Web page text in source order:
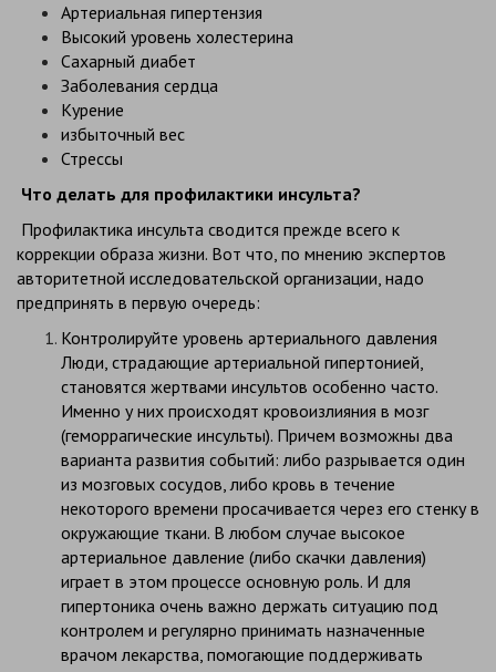
Артериальная гипертензия
Высокий уровень холестерина
Сахарный диабет
Заболевания сердца
Курение
избыточный вес
Стрессы
Что делать для профилактики инсульта?
Профилактика инсульта сводится прежде всего к
коррекции образа жизни. Вот что, по мнению экспертов
авторитетной исследовательской организации, надо
предпринять в первую очередь:
Контролируйте уровень артериального давления
Люди, страдающие артериальной гипертонией,
становятся жертвами инсультов особенно часто.
Именно у них происходят кровоизлияния в мозг
(геморрагические инсульты). Причем возможны два
варианта развития событий: либо разрывается один
из мозговых сосудов, либо кровь в течение
некоторого времени просачивается через его стенку в
окружающие ткани. В любом случае высокое
артериальное давление (либо скачки давления)
играет в этом процессе основную роль. И для
гипертоника очень важно держать ситуацию под
контролем и регулярно принимать назначенные
врачом лекарства, помогающие поддерживать